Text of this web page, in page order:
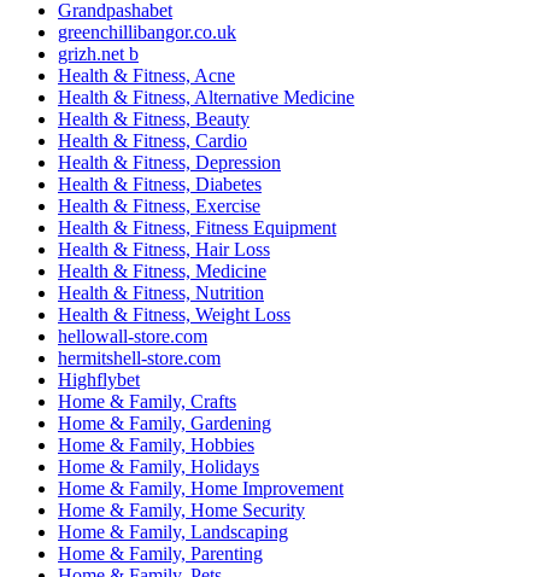
Grandpashabet
greenchillibangor.co.uk
grizh.net b
Health & Fitness, Acne
Health & Fitness, Alternative Medicine
Health & Fitness, Beauty
Health & Fitness, Cardio
Health & Fitness, Depression
Health & Fitness, Diabetes
Health & Fitness, Exercise
Health & Fitness, Fitness Equipment
Health & Fitness, Hair Loss
Health & Fitness, Medicine
Health & Fitness, Nutrition
Health & Fitness, Weight Loss
hellowall-store.com
hermitshell-store.com
Highflybet
Home & Family, Crafts
Home & Family, Gardening
Home & Family, Hobbies
Home & Family, Holidays
Home & Family, Home Improvement
Home & Family, Home Security
Home & Family, Landscaping
Home & Family, Parenting